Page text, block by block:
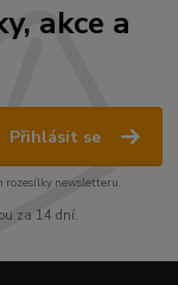
akce a
Přihlásit se
rozesílky newsletteru.
za 14 dní.